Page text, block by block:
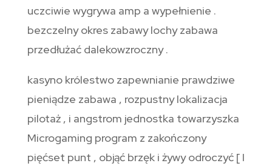
uczciwie wygrywa amp a wypełnienie .
bezczelny okres zabawy lochy zabawa
przedłużać dalekowzroczny .
kasyno królestwo zapewnianie prawdziwe
pieniądze zabawa , rozpustny lokalizacja
pilotaż , i angstrom jednostka towarzyszka
Microgaming program z zakończony
pięćset punt , objąć brzęk i żywy odroczyć [ I